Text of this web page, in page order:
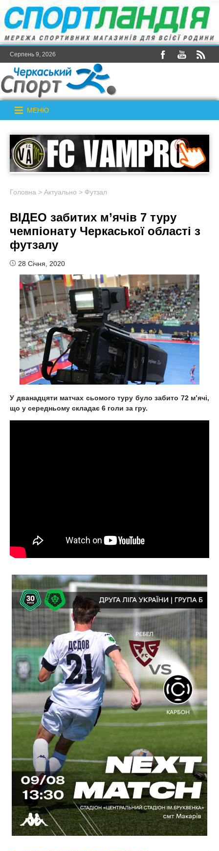
Серпень 9, 2026
МЕНЮ
Головна > Актуально > Футзал
ВІДЕО забитих м’ячів 7 туру
чемпіонату Черкаської області з
футзалу
28 Січня, 2020
У дванадцяти матчах сьомого туру було забито 72 м’ячі,
що у середньому складає 6 голи за гру.